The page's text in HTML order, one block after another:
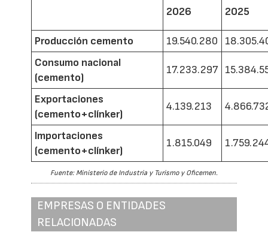
2026 2025
Producción cemento 19.540.280
Consumo nacional
(cemento)
17.233.297
Exportaciones
(cemento+clínker)
4.139.213
Importaciones
(cemento+clínker)
1.815.049
Fuente: Ministerio de Industria y Turismo y Oficemen.
EMPRESAS O ENTIDADES
RELACIONADAS